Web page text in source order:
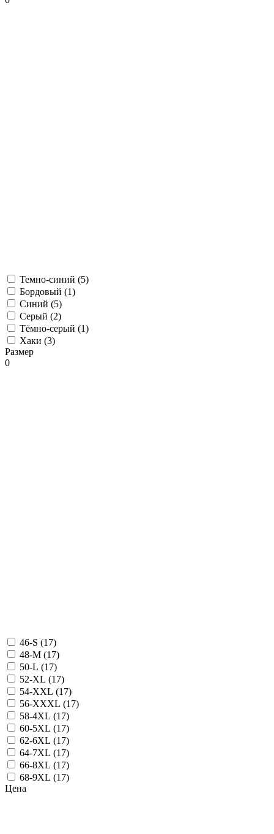
Темно-синий (5)
Бордовый (1)
Синий (5)
Серый (2)
Тёмно-серый (1)
Хаки (3)
Размер
0
46-S (17)
48-M (17)
50-L (17)
52-XL (17)
54-XXL (17)
56-XXXL (17)
58-4XL (17)
60-5XL (17)
62-6XL (17)
64-7XL (17)
66-8XL (17)
68-9XL (17)
Цена